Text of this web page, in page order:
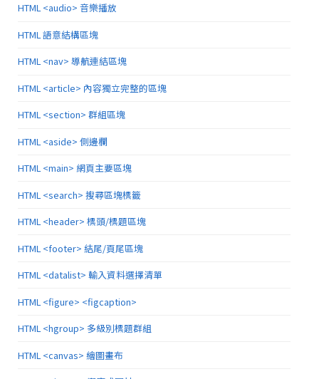
HTML <audio> 音樂播放
HTML 語意結構區塊
HTML <nav> 導航連結區塊
HTML <article> 內容獨立完整的區塊
HTML <section> 群組區塊
HTML <aside> 側邊欄
HTML <main> 網頁主要區塊
HTML <search> 搜尋區塊標籤
HTML <header> 標頭/標題區塊
HTML <footer> 結尾/頁尾區塊
HTML <datalist> 輸入資料選擇清單
HTML <figure> <figcaption>
HTML <hgroup> 多級別標題群組
HTML <canvas> 繪圖畫布